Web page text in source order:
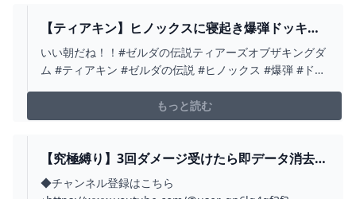
【ティアキン】ヒノックスに寝起き爆弾ドッキリ
を仕掛けるリンク【ゼルダの伝説 ティアーズ オブ
ザ キングダム】 - YOUTUBE
いい朝だね！！#ゼルダの伝説ティアーズオブザキングダ
ム #ティアキン #ゼルダの伝説 #ヒノックス #爆弾 #ドッ
もっと読む
【究極縛り】3回ダメージ受けたら即データ消去で
完全クリアを目指す🔥【ゼルダの伝説 ティアーズ
◆チャンネル登録はこちら